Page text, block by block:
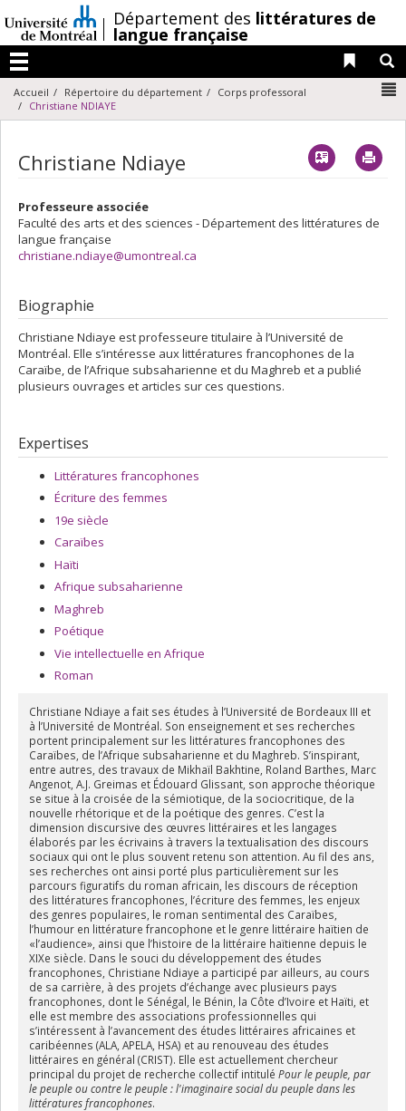
au
contenu
/Département des littératures de
langue française
Menu
Liens
Accueil Répertoire du département
Corps professoral
Christiane NDIAYE
Christiane Ndiaye Vcard
Professeure associée
Faculté des arts et des sciences - Département des littératures de
langue française
christiane.ndiaye@umontreal.ca
Biographie
Christiane Ndiaye est professeure titulaire à l’Université de
Montréal. Elle s’intéresse aux littératures francophones de la
Caraïbe, de l’Afrique subsaharienne et du Maghreb et a publié
plusieurs ouvrages et articles sur ces questions.
Expertises
Littératures francophones
Écriture des femmes
19e siècle
Caraïbes
Haïti
Afrique subsaharienne
Maghreb
Poétique
Vie intellectuelle en Afrique
Roman
Christiane Ndiaye a fait ses études à l’Université de Bordeaux III et
à l’Université de Montréal. Son enseignement et ses recherches
portent principalement sur les littératures francophones des
Caraïbes, de l’Afrique subsaharienne et du Maghreb. S’inspirant,
entre autres, des travaux de Mikhaïl Bakhtine, Roland Barthes, Marc
Angenot, A.J. Greimas et Édouard Glissant, son approche théorique
se situe à la croisée de la sémiotique, de la sociocritique, de la
nouvelle rhétorique et de la poétique des genres. C’est la
dimension discursive des œuvres littéraires et les langages
élaborés par les écrivains à travers la textualisation des discours
sociaux qui ont le plus souvent retenu son attention. Au fil des ans,
ses recherches ont ainsi porté plus particulièrement sur les
parcours figuratifs du roman africain, les discours de réception
des littératures francophones, l’écriture des femmes, les enjeux
des genres populaires, le roman sentimental des Caraïbes,
l’humour en littérature francophone et le genre littéraire haïtien de
«l’audience», ainsi que l’histoire de la littéraire haïtienne depuis le
XIXe siècle. Dans le souci du développement des études
francophones, Christiane Ndiaye a participé par ailleurs, au cours
de sa carrière, à des projets d’échange avec plusieurs pays
francophones, dont le Sénégal, le Bénin, la Côte d’Ivoire et Haïti, et
elle est membre des associations professionnelles qui
s’intéressent à l’avancement des études littéraires africaines et
caribéennes (ALA, APELA, HSA) et au renouveau des études
littéraires en général (CRIST). Elle est actuellement chercheur
principal du projet de recherche collectif intitulé Pour le peuple, par
le peuple ou contre le peuple : l'imaginaire social du peuple dans les
littératures francophones.